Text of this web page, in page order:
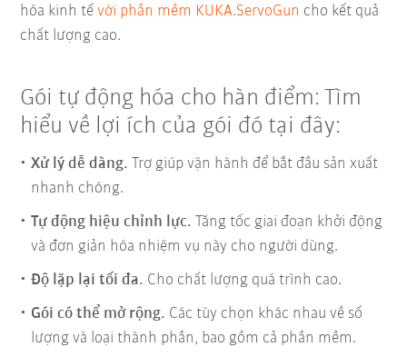
hóa kinh tếvới phần mềm KUKA.ServoGun cho kết quả
chất lượng cao.
Gói tự động hóa cho hàn điểm: Tìm
hiểu về lợi ích của gói đó tại đây:
Xử lý dễ dàng. Trợ giúp vận hành để bắt đầu sản xuất
nhanh chóng.
Tự động hiệu chỉnh lực. Tăng tốc giai đoạn khởi động
và đơn giản hóa nhiệm vụ này cho người dùng.
Độ lặp lại tối đa. Cho chất lượng quá trình cao.
Gói có thể mở rộng. Các tùy chọn khác nhau về số
lượng và loại thành phần, bao gồm cả phần mềm.